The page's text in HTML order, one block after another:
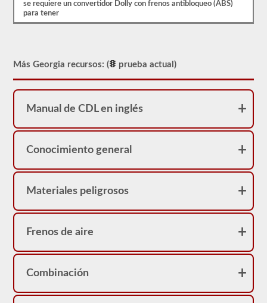
oportunidad
para
hacerlo
nuestras
de
práctica
comentarios
mostrando
pregunta
destacando
la
respuesta
correcta
y
dando
breve
de
respuesta
es
se requiere un convertidor Dolly con frenos antibloqueo (ABS)
para tener
Más Georgia recursos: ( prueba actual)
Manual de CDL en inglés
Conocimiento general
Materiales peligrosos
Frenos de aire
Combinación